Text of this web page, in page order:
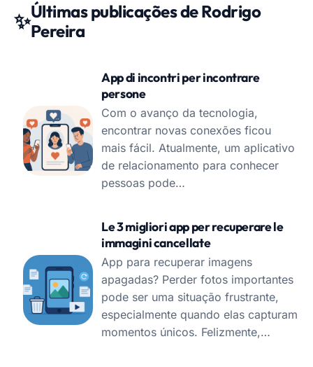
✨Últimas publicações de Rodrigo
Pereira
App di incontri per incontrare
persone
Com o avanço da tecnologia,
encontrar novas conexões ficou
mais fácil. Atualmente, um aplicativo
de relacionamento para conhecer
pessoas pode…
Le 3 migliori app per recuperare le
immagini cancellate
App para recuperar imagens
apagadas? Perder fotos importantes
pode ser uma situação frustrante,
especialmente quando elas capturam
momentos únicos. Felizmente,…